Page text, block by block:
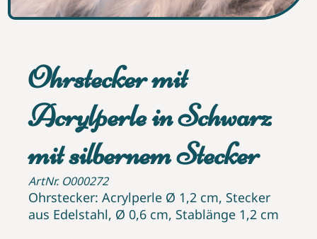
Ohrstecker mit
Acrylperle in Schwarz
mit silbernem Stecker
ArtNr. O000272
Ohrstecker: Acrylperle Ø 1,2 cm, Stecker
aus Edelstahl, Ø 0,6 cm, Stablänge 1,2 cm